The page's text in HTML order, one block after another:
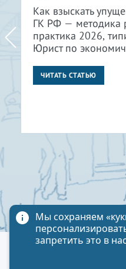
Как взыскать
ГК РФ — методика
практика 2026,
Юрист по
ЧИТАТЬ СТАТЬЮ
Политика
Мы сохраняем
запретить это в